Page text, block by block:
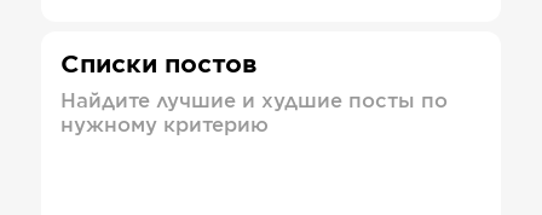
Списки постов
Найдите лучшие и худшие посты по
нужному критерию